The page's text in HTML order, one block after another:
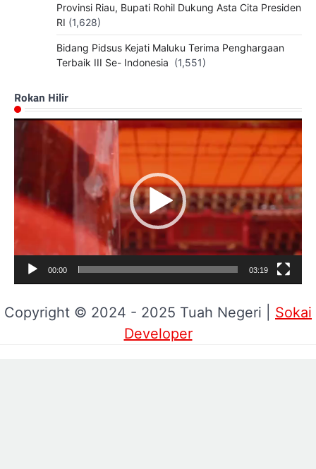
Provinsi Riau, Bupati Rohil Dukung Asta Cita Presiden
RI (1,628)
Bidang Pidsus Kejati Maluku Terima Penghargaan
Terbaik III Se- Indonesia (1,551)
Rokan Hilir
Pemutar
00:00 03:19
Copyright © 2024 - 2025 Tuah Negeri | Sokai
Developer